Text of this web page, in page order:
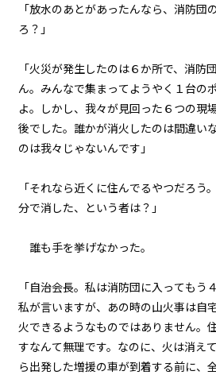
８月３１日：
072
８月３１日
「放水のあとがあったんなら、消防団
ろ？」
「火災が発生したのは６か所で、消防
ん。みんなで集まってようやく１台の
よ。しかし、我々が見回った６つの現
後でした。誰かが消火したのは間違
のは我々じゃないんです」
「それなら近くに住んでるやつだろう
分で消した、という者は？」
誰も手を挙げなかった。
「自治会長。私は消防団に入ってもう
私が言いますが、あの時の山火事は自
火できるようなものではありません。
すなんて無理です。なのに、火は消え
ら出発した増援の車が到着する前に、